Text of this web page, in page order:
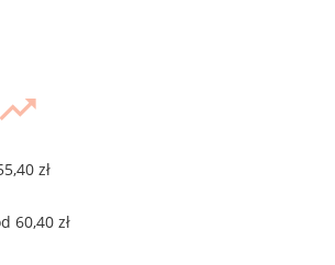
trending_up
zł
60,40 zł